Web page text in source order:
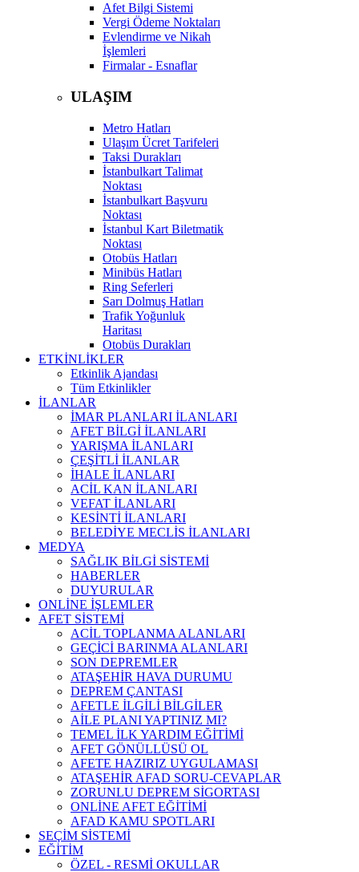
Afet Bilgi Sistemi
Vergi Ödeme Noktaları
Evlendirme ve Nikah
İşlemleri
Firmalar - Esnaflar
ULAŞIM
Metro Hatları
Ulaşım Ücret Tarifeleri
Taksi Durakları
İstanbulkart Talimat
Noktası
İstanbulkart Başvuru
Noktası
İstanbul Kart Biletmatik
Noktası
Otobüs Hatları
Minibüs Hatları
Ring Seferleri
Sarı Dolmuş Hatları
Trafik Yoğunluk
Haritası
Otobüs Durakları
ETKİNLİKLER
Etkinlik Ajandası
Tüm Etkinlikler
İLANLAR
İMAR PLANLARI İLANLARI
AFET BİLGİ İLANLARI
YARIŞMA İLANLARI
ÇEŞİTLİ İLANLAR
İHALE İLANLARI
ACİL KAN İLANLARI
VEFAT İLANLARI
KESİNTİ İLANLARI
BELEDİYE MECLİS İLANLARI
MEDYA
SAĞLIK BİLGİ SİSTEMİ
HABERLER
DUYURULAR
ONLİNE İŞLEMLER
AFET SİSTEMİ
ACİL TOPLANMA ALANLARI
GEÇİCİ BARINMA ALANLARI
SON DEPREMLER
ATAŞEHİR HAVA DURUMU
DEPREM ÇANTASI
AFETLE İLGİLİ BİLGİLER
AİLE PLANI YAPTINIZ MI?
TEMEL İLK YARDIM EĞİTİMİ
AFET GÖNÜLLÜSÜ OL
AFETE HAZIRIZ UYGULAMASI
ATAŞEHİR AFAD SORU-CEVAPLAR
ZORUNLU DEPREM SİGORTASI
ONLİNE AFET EĞİTİMİ
AFAD KAMU SPOTLARI
SEÇİM SİSTEMİ
EĞİTİM
ÖZEL - RESMİ OKULLAR